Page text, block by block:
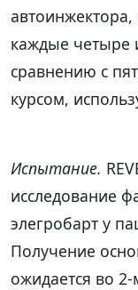
каждые четыре
сравнению с
курсом,
Испытание.
исследование
элегробарт у
Получение
ожидается во